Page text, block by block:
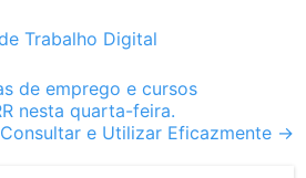
Trabalho Digital
de emprego e cursos
nesta quarta-feira.
e Utilizar Eficazmente →